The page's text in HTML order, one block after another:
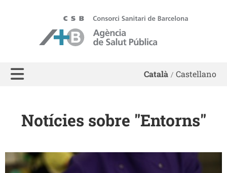
ASPB - Agència de Salut Pública de Barcelona
Català Castellano
Notícies sobre "Entorns"